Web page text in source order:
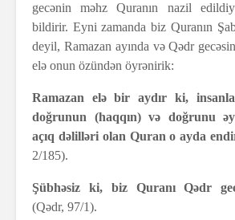
gecənin məhz Quranın nazil
bildirir. Eyni zamanda biz Quranın
deyil, Ramazan ayında və Qədr
elə onun özündən öyrənirik:
Ramazan elə bir aydır ki,
doğrunun (haqqın) və doğrunu
açıq dəlilləri olan Quran o ayda
2/185).
Şübhəsiz ki, biz Quranı Qədr
(Qədr, 97/1).